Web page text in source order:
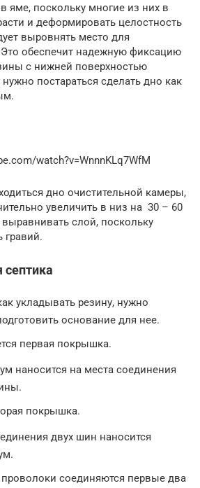
яме, поскольку многие из них в
и деформировать целостность
выровнять место для
Это обеспечит надежную фиксацию
с нижней поверхностью
постараться сделать дно как
watch?v=WnnnKLq7WfM
дно очистительной камеры,
увеличить в низ на 30 – 60
слой, поскольку
гравий.
укладывать резину, нужно
основание для нее.
первая покрышка.
наносится на места соединения
покрышка.
двух шин наносится
соединяются первые два